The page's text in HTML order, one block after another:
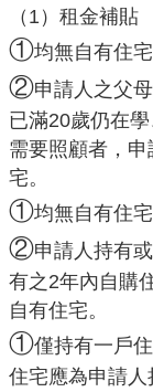
c
e
b
o
o
k
I
n
s
t
a
g
r
a
（ 1）租金補貼
①均無自有住宅
②申請人之父
已滿20歲仍在
需要照顧者，
宅。
①均無自有住宅
②申請人持有
有之 2年內自購
自有住宅。
①僅持有一戶
住宅應為申請